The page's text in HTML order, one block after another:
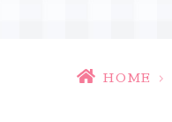
HOME >